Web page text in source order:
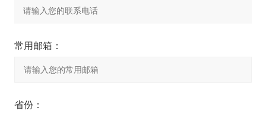
常用邮箱：
省份：